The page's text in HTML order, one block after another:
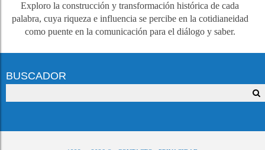
Exploro la construcción y transformación histórica de cada
palabra, cuya riqueza e influencia se percibe en la cotidianeidad
como puente en la comunicación para el diálogo y saber.
BUSCADOR